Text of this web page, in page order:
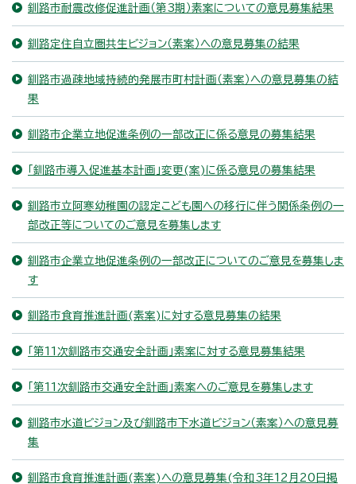
釧路市耐震改修促進計画（第3期）素案についての意見募集結果
釧路定住自立圏共生ビジョン（素案）への意見募集の結果
釧路市過疎地域持続的発展市町村計画（素案）への意見募集の結
果
釧路市企業立地促進条例の一部改正に係る意見の募集結果
「釧路市導入促進基本計画」変更(案)に係る意見の募集結果
釧路市立阿寒幼稚園の認定こども園への移行に伴う関係条例の一
部改正等についてのご意見を募集します
釧路市企業立地促進条例の一部改正についてのご意見を募集しま
す
釧路市食育推進計画(素案)に対する意見募集の結果
「第11次釧路市交通安全計画」素案に対する意見募集結果
「第11次釧路市交通安全計画」素案へのご意見を募集します
釧路市水道ビジョン及び釧路市下水道ビジョン（素案）への意見募
集
釧路市食育推進計画(素案)への意見募集(令和3年12月20日掲